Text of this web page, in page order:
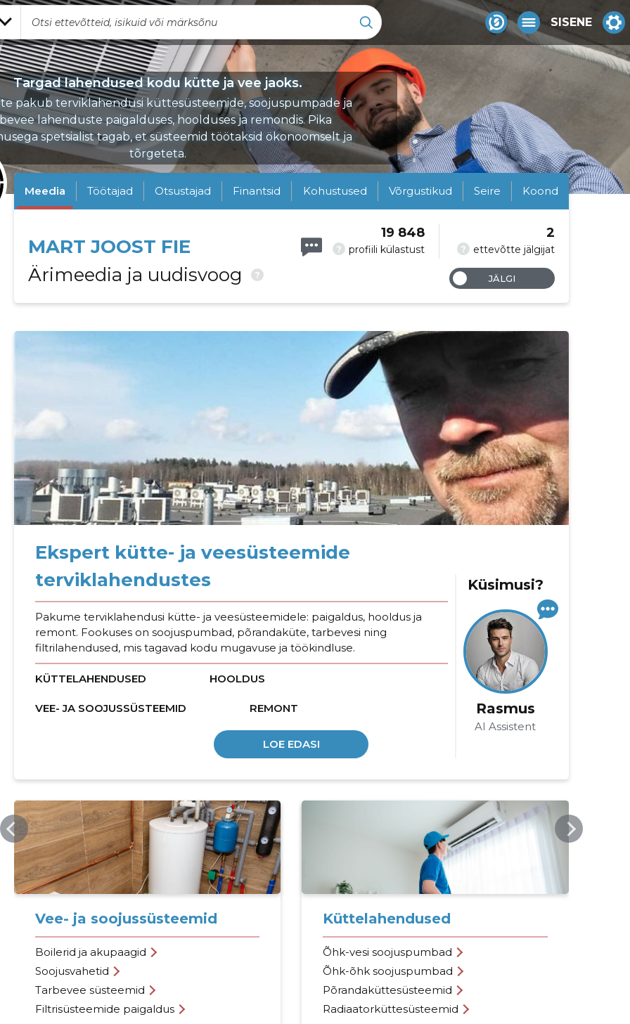
SISENE
Targad lahendused kodu kütte ja vee jaoks.
pakub terviklahendusi küttesüsteemide, soojuspumpade ja
lahenduste paigalduses, hoolduses ja remondis. Pika
spetsialist tagab, et süsteemid töötaksid ökonoomselt ja
tõrgeteta.
Meedia Töötajad Otsustajad Finantsid Kohustused Võrgustikud Seire Koond
MART JOOST FIE
Ärimeedia ja uudisvoog
?
? profiili külastust
19 848
? ettevõtte jälgijat
2
JÄLGI
Ekspert kütte- ja veesüsteemide
terviklahendustes
Pakume terviklahendusi kütte- ja veesüsteemidele: paigaldus, hooldus ja
remont. Fookuses on soojuspumbad, põrandaküte, tarbevesi ning
filtrilahendused, mis tagavad kodu mugavuse ja töökindluse.
KÜTTELAHENDUSED HOOLDUS
VEE- JA SOOJUSSÜSTEEMID REMONT
LOE EDASI
Küsimusi?
Rasmus
AI Assistent
JAHESOE.EE
Vee- ja soojussüsteemid
Boilerid ja akupaagid
Soojusvahetid
Tarbevee süsteemid
Filtrisüsteemide paigaldus
Küttelahendused
Õhk-vesi soojuspumbad
Õhk-õhk soojuspumbad
Põrandaküttesüsteemid
Radiaatorküttesüsteemid
Sinu nimi